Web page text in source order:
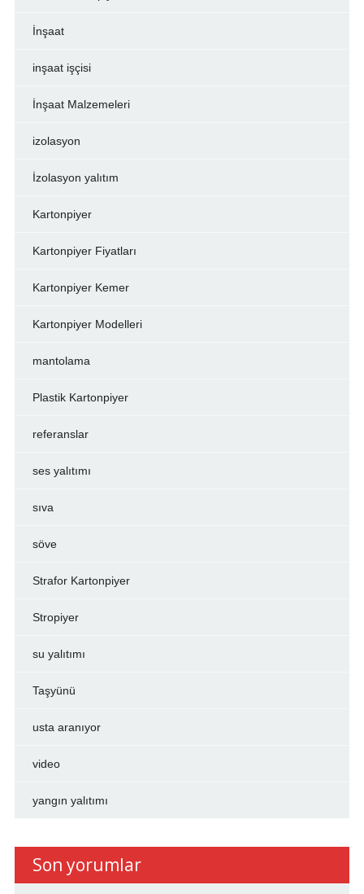
İnşaat
inşaat işçisi
İnşaat Malzemeleri
izolasyon
İzolasyon yalıtım
Kartonpiyer
Kartonpiyer Fiyatları
Kartonpiyer Kemer
Kartonpiyer Modelleri
mantolama
Plastik Kartonpiyer
referanslar
ses yalıtımı
sıva
söve
Strafor Kartonpiyer
Stropiyer
su yalıtımı
Taşyünü
usta aranıyor
video
yangın yalıtımı
Son yorumlar